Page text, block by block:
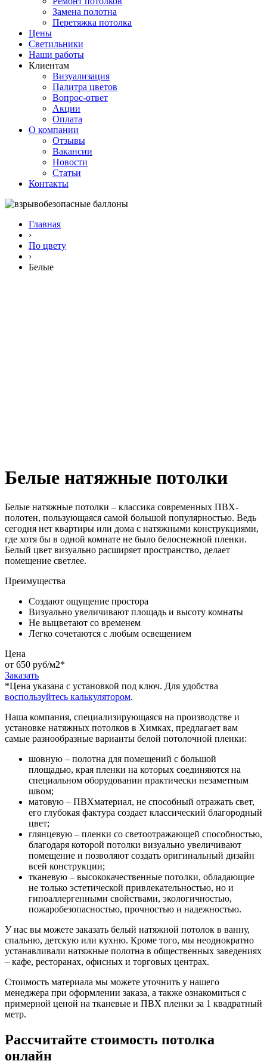
Замена полотна
Перетяжка потолка
Цены
Светильники
Наши работы
Клиентам
Визуализация
Палитра цветов
Вопрос-ответ
Акции
Оплата
О компании
Отзывы
Вакансии
Новости
Статьи
Контакты
Главная
›
По цвету
›
Белые
Белые натяжные потолки
Белые натяжные потолки – классика современных ПВХ-
полотен, пользующаяся самой большой популярностью. Ведь
сегодня нет квартиры или дома с натяжными конструкциями,
где хотя бы в одной комнате не было белоснежной пленки.⁠
Белый цвет визуально расширяет пространство, делает
помещение светлее.
Преимущества
Создают ощущение простора
Визуально увеличивают площадь и высоту комнаты
Не выцветают со временем
Легко сочетаются с любым освещением
Цена
от 650 руб/м2*
Заказать
*Цена указана c установкой под ключ. Для удобства
воспользуйтесь калькулятором.
Наша компания, специализирующаяся на производстве и
установке натяжных потолков в Химках, предлагает вам
самые разнообразные варианты белой потолочной пленки:
шовную – полотна для помещений с большой
площадью, края пленки на которых соединяются на
специальном оборудовании практически незаметным
швом;
матовую – ПВХматериал, не способный отражать свет,
его глубокая фактура создает классический благородный
цвет;
глянцевую – пленки со светоотражающей способностью,
благодаря которой потолки визуально увеличивают
помещение и позволяют создать оригинальный дизайн
всей конструкции;
тканевую – высококачественные потолки, обладающие
не только эстетической привлекательностью, но и
гипоаллергенными свойствами, экологичностью,
пожаробезопасностью, прочностью и надежностью.
У нас вы можете заказать белый натяжной потолок в ванну,
спальню, детскую или кухню. Кроме того, мы неоднократно
устанавливали натяжные полотна в общественных заведениях
– кафе, ресторанах, офисных и торговых центрах.
Стоимость материала мы можете уточнить у нашего
менеджера при оформлении заказа, а также ознакомиться с
примерной ценой на тканевые и ПВХ пленки за 1 квадратный
метр.
Рассчитайте стоимость потолка
онлайн